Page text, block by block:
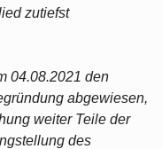
zutiefst
04.08.2021 den
abgewiesen,
weiter Teile der
des